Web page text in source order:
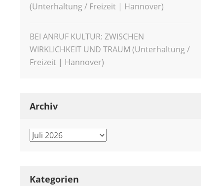
(Unterhaltung / Freizeit | Hannover)
BEI ANRUF KULTUR: ZWISCHEN
WIRKLICHKEIT UND TRAUM (Unterhaltung /
Freizeit | Hannover)
Archiv
Archiv
Kategorien